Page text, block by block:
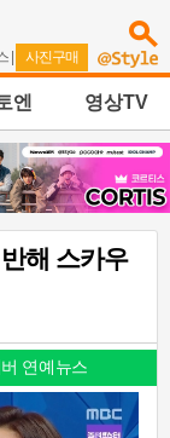
| 사진구매
엔 영상TV
해 스카우
연예뉴스